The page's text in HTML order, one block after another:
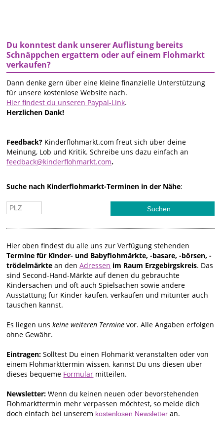
Du konntest dank unserer Auflistung bereits
Schnäppchen ergattern oder auf einem Flohmarkt
verkaufen?
Dann denke gern über eine kleine finanzielle Unterstützung
für unsere kostenlose Website nach.
Hier findest du unseren Paypal-Link.
Herzlichen Dank!
Feedback? Kinderflohmarkt.com freut sich über deine
Meinung, Lob und Kritik. Schreibe uns dazu einfach an
feedback@kinderflohmarkt.com.
Suche nach Kinderflohmarkt-Terminen in der Nähe:
Hier oben findest du alle uns zur Verfügung stehenden
Termine für Kinder- und Babyflohmärkte, -basare, -börsen, -
trödelmärkte an denAdressen im Raum Erzgebirgskreis. Das
sind Second-Hand-Märkte auf denen du gebrauchte
Kindersachen und oft auch Spielsachen sowie andere
Ausstattung für Kinder kaufen, verkaufen und mitunter auch
tauschen kannst.
Es liegen unskeine weiteren Termine vor. Alle Angaben erfolgen
ohne Gewähr.
Eintragen:Solltest Du einen Flohmarkt veranstalten oder von
einem Flohmarkttermin wissen, kannst Du uns diesen über
dieses bequeme Formular mitteilen.
Newsletter: Wenn du keinen neuen oder bevorstehenden
Flohmarkttermin mehr verpassen möchtest, so melde dich
doch einfach bei unserem kostenlosen Newsletter an.